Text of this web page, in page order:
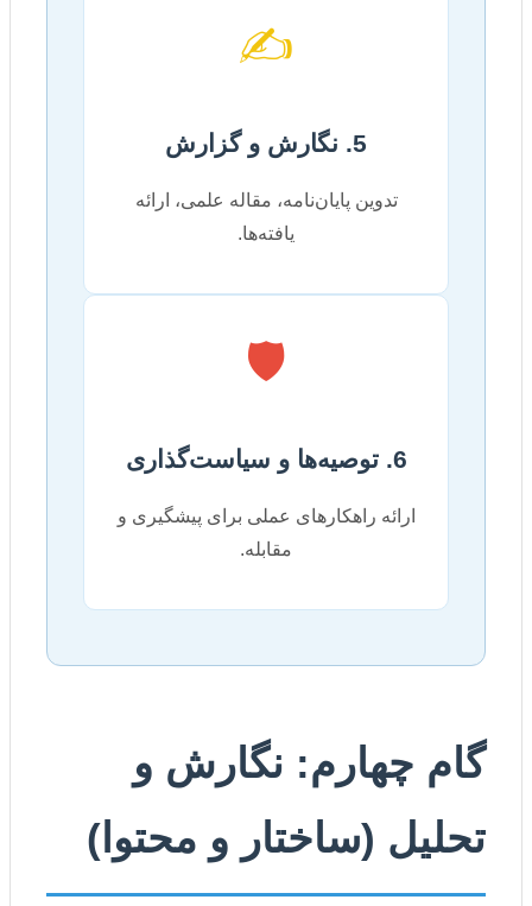
✍️
5. نگارش و گزارش
تدوین پایان‌نامه، مقاله علمی، ارائه
یافته‌ها.
🛡️
6. توصیه‌ها و سیاست‌گذاری
ارائه راهکارهای عملی برای پیشگیری و
مقابله.
گام چهارم: نگارش و
تحلیل (ساختار و محتوا)